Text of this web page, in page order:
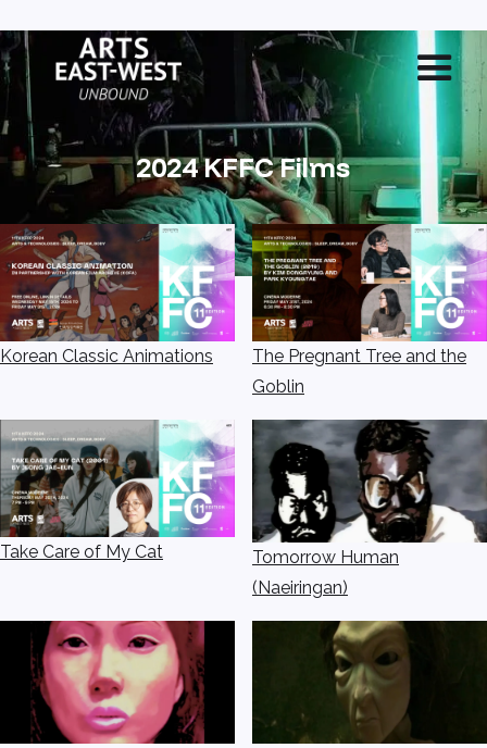
2024 KFFC Films
Korean Classic Animations
The Pregnant Tree and the
Goblin
Take Care of My Cat
Tomorrow Human
(Naeiringan)